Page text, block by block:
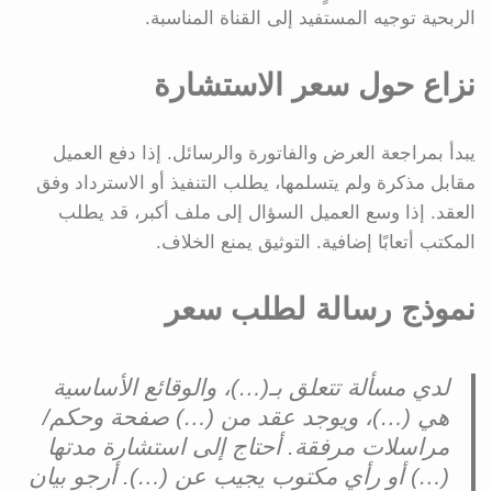
الربحية توجيه المستفيد إلى القناة المناسبة.
نزاع حول سعر الاستشارة
يبدأ بمراجعة العرض والفاتورة والرسائل. إذا دفع العميل
مقابل مذكرة ولم يتسلمها، يطلب التنفيذ أو الاسترداد وفق
العقد. إذا وسع العميل السؤال إلى ملف أكبر، قد يطلب
المكتب أتعابًا إضافية. التوثيق يمنع الخلاف.
نموذج رسالة لطلب سعر
لدي مسألة تتعلق بـ(…)، والوقائع الأساسية
هي (…)، ويوجد عقد من (…) صفحة وحكم/
مراسلات مرفقة. أحتاج إلى استشارة مدتها
(…) أو رأي مكتوب يجيب عن (…). أرجو بيان